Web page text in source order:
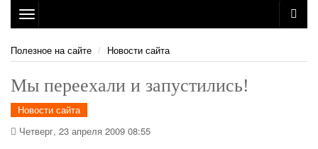
Toggle
navigation
Полезное на сайте
Новости сайта
Мы переехали и запустились!
Новости сайта
Четверг, 23 апреля 2009 08:55